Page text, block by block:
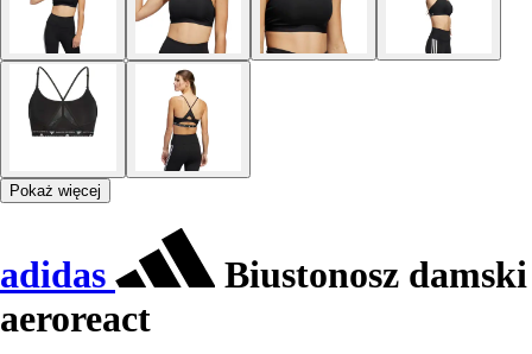
Pokaż więcej
adidas
Biustonosz damski
aeroreact